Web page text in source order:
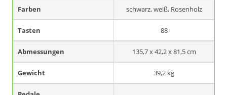
Farben schwarz, weiß, Rosenholz
Tasten 88
Abmessungen ‎135,7 x 42,2 x 81,5 cm
Gewicht ‎39,2 kg